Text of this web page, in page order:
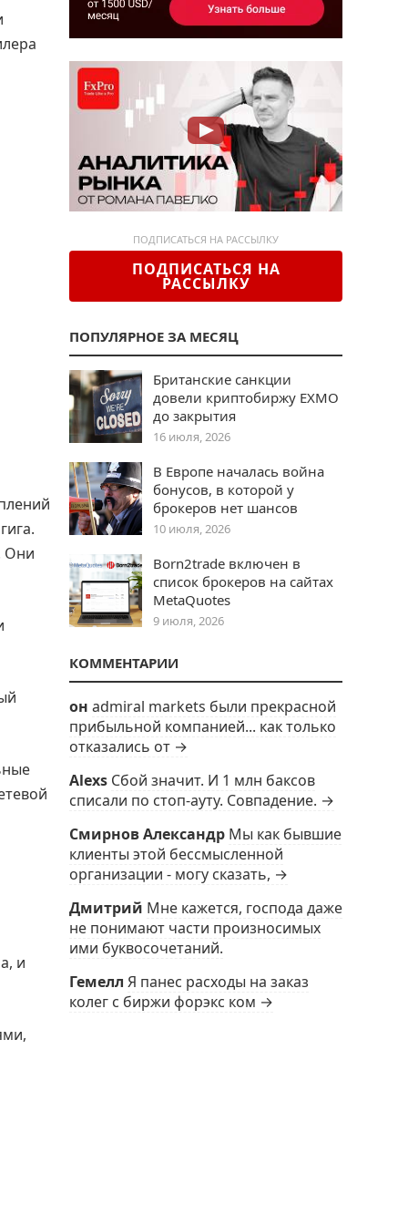
Они
и
ПОДПИСАТЬСЯ НА РАССЫЛКУ
ПОДПИСАТЬСЯ НА
РАССЫЛКУ
ПОПУЛЯРНОЕ ЗА МЕСЯЦ
Британские санкции
довели криптобиржу EXMO
до закрытия
16 июля, 2026
В Европе началась война
бонусов, в которой у
брокеров нет шансов
10 июля, 2026
Born2trade включен в
список брокеров на сайтах
MetaQuotes
9 июля, 2026
КОММЕНТАРИИ
он admiral markets были прекрасной
прибыльной компанией... как только
отказались от →
Alexs Сбой значит. И 1 млн баксов
списали по стоп-ауту. Совпадение. →
Смирнов Александр Мы как бывшие
клиенты этой бессмысленной
организации - могу сказать, →
Дмитрий Мне кажется, господа даже
не понимают части произносимых
ими буквосочетаний.
Гемелл Я панес расходы на заказ
колег с биржи форэкс ком →